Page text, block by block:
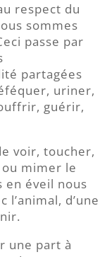
respect du
sommes
passe par
partagées
uriner,
guérir,
voir, toucher,
mimer le
en éveil nous
d’une
une part à